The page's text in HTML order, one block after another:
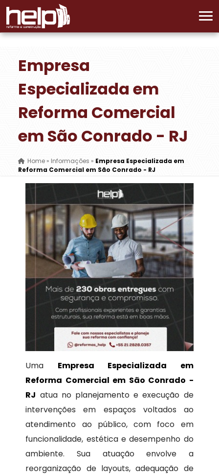
Empresa
Especializada em
Reforma Comercial
em São Conrado - RJ
Home»Informações » Empresa Especializada em
Reforma Comercial em São Conrado - RJ
Uma Empresa Especializada em
Reforma Comercial em São Conrado -
RJ atua no planejamento e execução de
intervenções em espaços voltados ao
atendimento ao público, com foco em
funcionalidade, estética e desempenho do
ambiente. Sua atuação envolve a
reorganização de layouts, adequação de